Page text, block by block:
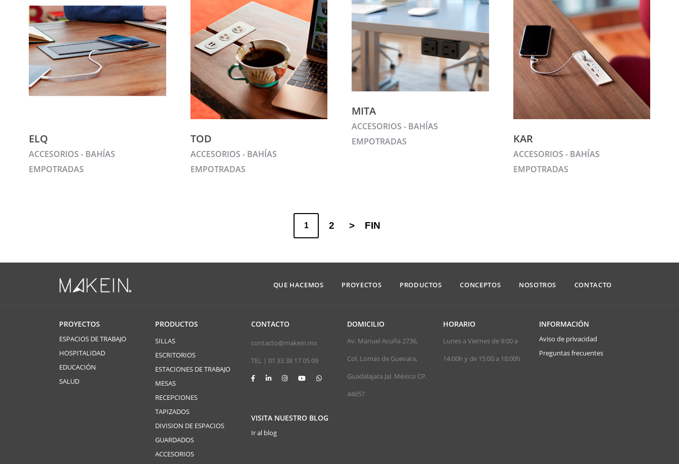
ELQ
ACCESORIOS - BAHÍAS
EMPOTRADAS
TOD
ACCESORIOS - BAHÍAS
EMPOTRADAS
MITA
ACCESORIOS - BAHÍAS
EMPOTRADAS
KAR
ACCESORIOS - BAHÍAS
EMPOTRADAS
1 2 > FIN
QUE HACEMOS PROYECTOS PRODUCTOS CONCEPTOS NOSOTROS CONTACTO
PROYECTOS
ESPACIOS DE TRABAJO
HOSPITALIDAD
EDUCACIÓN
SALUD
PRODUCTOS
SILLAS
ESCRITORIOS
ESTACIONES DE TRABAJO
MESAS
RECEPCIONES
TAPIZADOS
DIVISION DE ESPACIOS
GUARDADOS
ACCESORIOS
CONTACTO
contacto@makein.mx
TEL | 01 33 38 17 05 09
VISITA NUESTRO BLOG
Ir al blog
DOMICILIO
Av. Manuel Acuña 2736,
Col. Lomas de Guevara,
Guadalajara Jal. México CP.
44657
HORARIO
Lunes a Viernes de 9:00 a
14:00h y de 15:00 a 18:00h
INFORMACIÓN
Aviso de privacidad
Preguntas frecuentes